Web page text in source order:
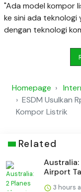
"Ada model kompor
ke sini ada teknologi
dengan teknologi
Homepage
ESDM Usulkan
Kompor Listrik
Related
Airport
3 hours